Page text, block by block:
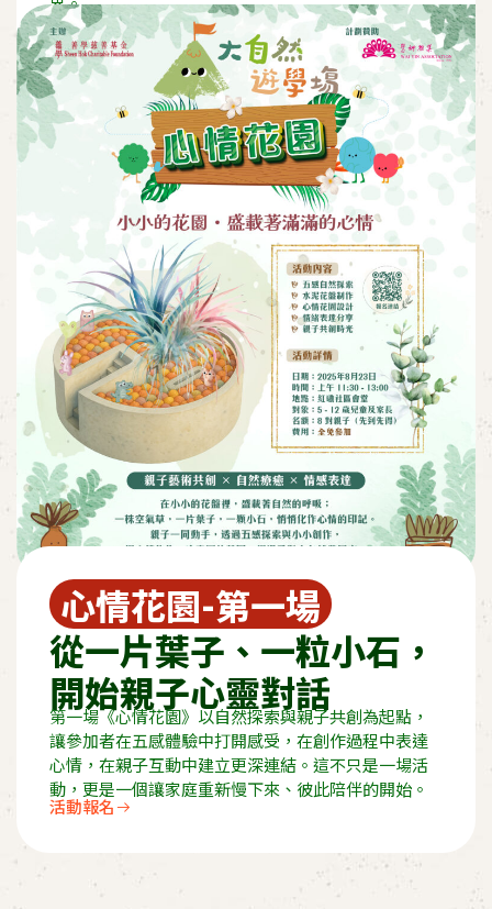
活動報名
心情花園-第一場
從一片葉子、一粒小石，
開始親子心靈對話
第一場《心情花園》以自然探索與親子共創為起點，
讓參加者在五感體驗中打開感受，在創作過程中表達
心情，在親子互動中建立更深連結。這不只是一場活
動，更是一個讓家庭重新慢下來、彼此陪伴的開始。
活動報名